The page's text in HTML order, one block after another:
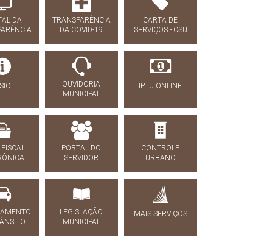
DA
TRANSPARÊNCIA
DA COVID-19
CARTA DE
SERVIÇOS - CSU
OUVIDORIA
MUNICIPAL
IPTU ONLINE
PORTAL DO
SERVIDOR
CONTROLE
URBANO
LEGISLAÇÃO
MUNICIPAL
MAIS SERVIÇOS